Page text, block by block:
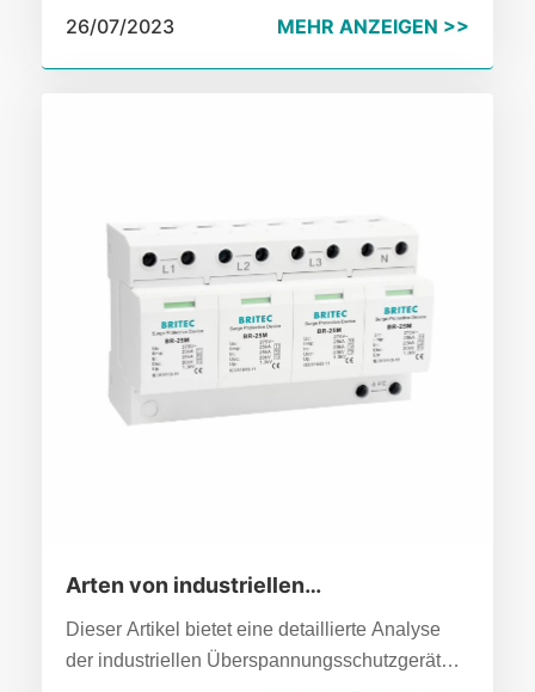
erheblichen Spannungsstoß erzeugen würden.
Dieser Spannungsstoß könnte sowohl bei
26/07/2023 MEHR ANZEIGEN >>
Arten von industriellen
Überspannungsschutzgeräten und
abgestufte Schutzstrategien
Dieser Artikel bietet eine detaillierte Analyse
der industriellen Überspannungsschutzgeräte